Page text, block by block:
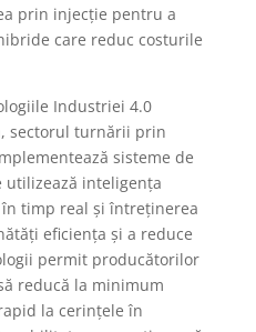
prin injecție pentru a
care reduc costurile
Industriei 4.0
sectorul turnării prin
sisteme de
inteligența
timp real și întreținerea
eficiența și a reduce
permit producătorilor
reducă la minimum
la cerințele în